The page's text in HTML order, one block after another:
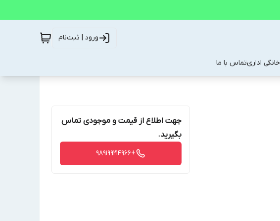
ورود | ثبت‌نام
خانگی اداریتماس با ما
جهت اطلاع از قیمت و موجودی تماس
بگیرید.
+989199214966